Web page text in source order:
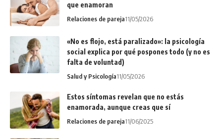
que enamoran
Relaciones de pareja11/05/2026
«No es flojo, está paralizado»: la psicología
social explica por qué pospones todo (y no es
falta de voluntad)
Salud y Psicología11/05/2026
Estos síntomas revelan que no estás
enamorada, aunque creas que sí
Relaciones de pareja11/06/2025